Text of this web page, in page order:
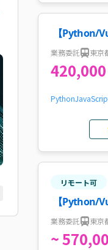
【Python/
業務委託 東京
Python
リモート可
【Python/
フルスタッ
業務委託 東京
~